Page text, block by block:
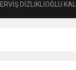
DİZLİKLİOĞLU